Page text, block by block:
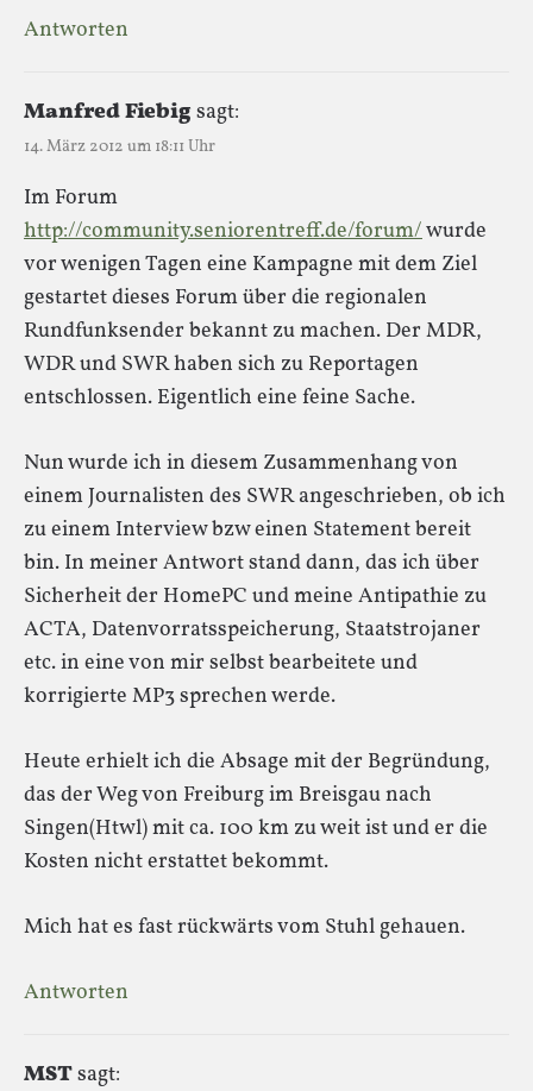
Antworten
Manfred Fiebigsagt:
14. März 2012 um 18:11 Uhr
Im Forum
http://community.seniorentreff.de/forum/wurde
vor wenigen Tagen eine Kampagne mit dem Ziel
gestartet dieses Forum über die regionalen
Rundfunksender bekannt zu machen. Der MDR,
WDR und SWR haben sich zu Reportagen
entschlossen. Eigentlich eine feine Sache.
Nun wurde ich in diesem Zusammenhang von
einem Journalisten des SWR angeschrieben, ob ich
zu einem Interview bzw einen Statement bereit
bin. In meiner Antwort stand dann, das ich über
Sicherheit der HomePC und meine Antipathie zu
ACTA, Datenvorratsspeicherung, Staatstrojaner
etc. in eine von mir selbst bearbeitete und
korrigierte MP3 sprechen werde.
Heute erhielt ich die Absage mit der Begründung,
das der Weg von Freiburg im Breisgau nach
Singen(Htwl) mit ca. 100 km zu weit ist und er die
Kosten nicht erstattet bekommt.
Mich hat es fast rückwärts vom Stuhl gehauen.
Antworten
MSTsagt: